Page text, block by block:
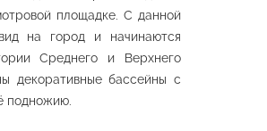
Визит-центр
Нижний парк
площадке. С данной
на город и начинаются
Среднего и Верхнего
декоративные бассейны с
подножию.